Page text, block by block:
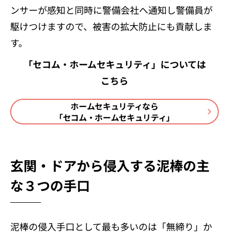
ンサーが感知と同時に警備会社へ通知し警備員が
駆けつけますので、被害の拡大防止にも貢献しま
す。
「セコム・ホームセキュリティ」については
こちら
ホームセキュリティなら
「セコム・ホームセキュリティ」
玄関・ドアから侵入する泥棒の主
な３つの手口
泥棒の侵入手口として最も多いのは「無締り」か